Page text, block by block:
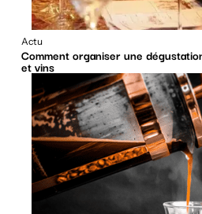
Actu
Comment organiser une
et vins